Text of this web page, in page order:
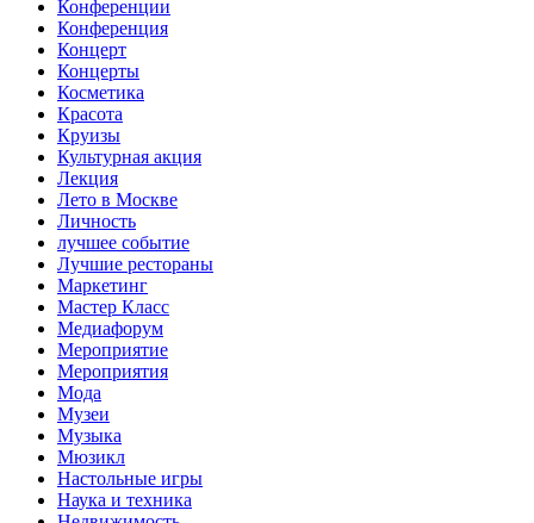
Конференции
Конференция
Концерт
Концерты
Косметика
Красота
Круизы
Культурная акция
Лекция
Лето в Москве
Личность
лучшее событие
Лучшие рестораны
Маркетинг
Мастер Класс
Медиафорум
Мероприятие
Мероприятия
Мода
Музеи
Музыка
Мюзикл
Настольные игры
Наука и техника